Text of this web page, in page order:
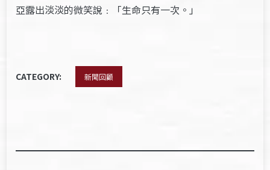
亞露出淡淡的微笑說﹕「生命只有一次。」
CATEGORY: 新聞回顧